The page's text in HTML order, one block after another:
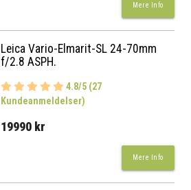
Mere Info
Leica Vario-Elmarit-SL 24-70mm
f/2.8 ASPH.
4.8/5 (27
Kundeanmeldelser)
19990 kr
Mere Info